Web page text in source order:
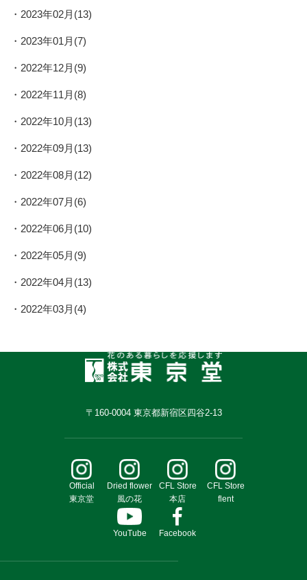
2023年02月(13)
2023年01月(7)
2022年12月(9)
2022年11月(8)
2022年10月(13)
2022年09月(13)
2022年08月(12)
2022年07月(6)
2022年06月(10)
2022年05月(9)
2022年04月(13)
2022年03月(4)
〒160-0004 東京都新宿区四谷2-13
Official
東京堂
Dried flower
風の花
CFL Store
本店
CFL Store
flent
YouTube Facebook